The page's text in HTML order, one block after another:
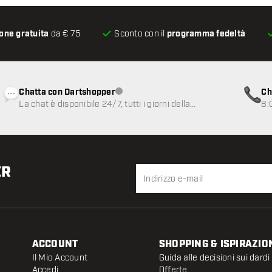
gratuita da € 75 Sconto con il programma fedeltà
Chatta con DartshopperServizio clienti non disponibile
La chat è disponibile 24/7, tutti i giorni della
ACCOUNT
Il Mio Account
Accedi
SHOPPING &
Guida alle decisioni sui dardi
Offerte